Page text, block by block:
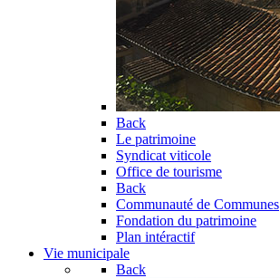
Back
Le patrimoine
Syndicat viticole
Office de tourisme
Back
Communauté de Communes
Fondation du patrimoine
Plan intéractif
Vie municipale
Back